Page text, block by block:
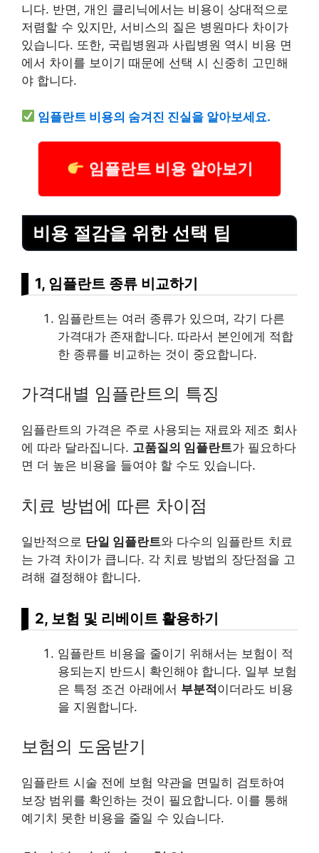
니다. 반면, 개인 클리닉에서는 비용이 상대적으로
저렴할 수 있지만, 서비스의 질은 병원마다 차이가
있습니다. 또한, 국립병원과 사립병원 역시 비용 면
에서 차이를 보이기 때문에 선택 시 신중히 고민해
야 합니다.
임플란트 비용의 숨겨진 진실을 알아보세요.
임플란트 비용 알아보기
비용 절감을 위한 선택 팁
1, 임플란트 종류 비교하기
임플란트는 여러 종류가 있으며, 각기 다른
가격대가 존재합니다. 따라서 본인에게 적합
한 종류를 비교하는 것이 중요합니다.
가격대별 임플란트의 특징
임플란트의 가격은 주로 사용되는 재료와 제조 회사
에 따라 달라집니다. 고품질의 임플란트가 필요하다
면 더 높은 비용을 들여야 할 수도 있습니다.
치료 방법에 따른 차이점
일반적으로 단일 임플란트와 다수의 임플란트 치료
는 가격 차이가 큽니다. 각 치료 방법의 장단점을 고
려해 결정해야 합니다.
2, 보험 및 리베이트 활용하기
임플란트 비용을 줄이기 위해서는 보험이 적
용되는지 반드시 확인해야 합니다. 일부 보험
은 특정 조건 아래에서 부분적이더라도 비용
을 지원합니다.
보험의 도움받기
임플란트 시술 전에 보험 약관을 면밀히 검토하여
보장 범위를 확인하는 것이 필요합니다. 이를 통해
예기치 못한 비용을 줄일 수 있습니다.